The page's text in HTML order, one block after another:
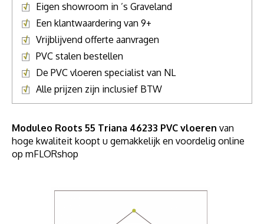
Eigen showroom in ’s Graveland
Een klantwaardering van 9+
Vrijblijvend offerte aanvragen
PVC stalen bestellen
De PVC vloeren specialist van NL
Alle prijzen zijn inclusief BTW
Moduleo Roots 55 Triana 46233 PVC vloeren van
hoge kwaliteit koopt u gemakkelijk en voordelig online
op mFLORshop